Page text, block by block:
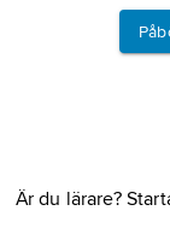
Är du lärare?